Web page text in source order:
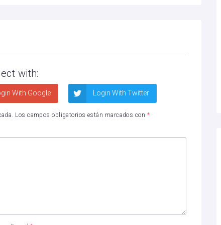
with:
With Google Login With Twitter
Los campos obligatorios están marcados con *